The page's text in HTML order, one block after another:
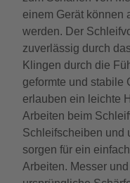
einem Gerät können
werden. Der
zuverlässig durch
Klingen durch die
geformte und stabile
erlauben ein leichte
Arbeiten beim
Schleifscheiben und
sorgen für ein
Arbeiten. Messer